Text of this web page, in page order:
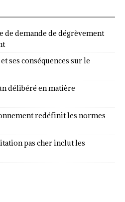
demande de dégrèvement
ses conséquences sur le
délibéré en matière
redéfinit les normes
pas cher inclut les